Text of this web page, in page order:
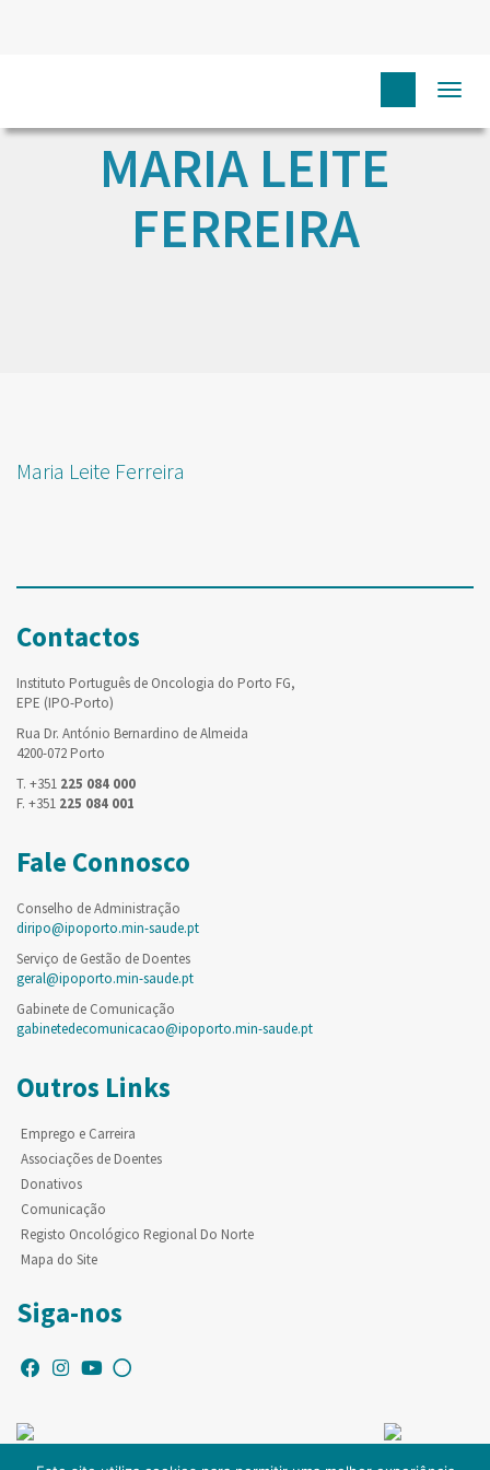
MARIA LEITE
FERREIRA
Maria Leite Ferreira
Contactos
Instituto Português de Oncologia do Porto FG,
EPE (IPO-Porto)
Rua Dr. António Bernardino de Almeida
4200-072 Porto
T. +351 225 084 000
F. +351 225 084 001
Fale Connosco
Conselho de Administração
diripo@ipoporto.min-saude.pt
Serviço de Gestão de Doentes
geral@ipoporto.min-saude.pt
Gabinete de Comunicação
gabinetedecomunicacao@ipoporto.min-saude.pt
Outros Links
Emprego e Carreira
Associações de Doentes
Donativos
Comunicação
Registo Oncológico Regional Do Norte
Mapa do Site
Siga-nos